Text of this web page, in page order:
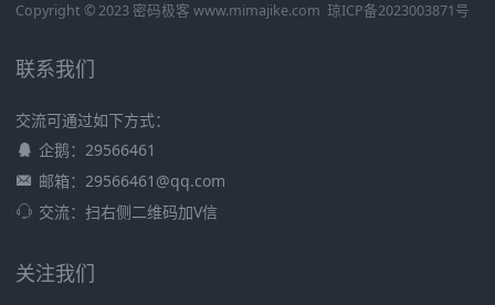
Copyright © 2023 密码极客 www.mimajike.com 琼ICP备2023003871号
联系我们
交流可通过如下方式：
企鹅：29566461
邮箱：29566461@qq.com
交流：扫右侧二维码加V信
关注我们